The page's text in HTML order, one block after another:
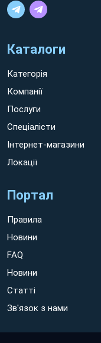
Каталоги
Категорія
Компанії
Послуги
Спеціалісти
Інтернет-магазини
Локації
Портал
Правила
Новини
FAQ
Новини
Статті
Зв'язок з нами